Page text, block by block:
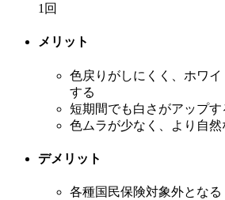
1回
メリット
色戻りがしにくく、ホワ
する
短期間でも白さがアップす
色ムラが少なく、より自
デメリット
各種国民保険対象外となる